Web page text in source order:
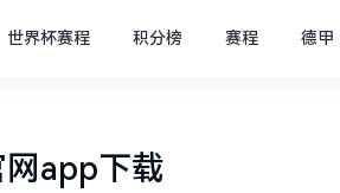
世界杯赛程 积分榜 赛程 德甲
app下载